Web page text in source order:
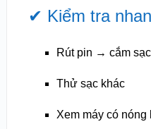
✔ Kiểm tra
Rút pin → cắm
Thử sạc khác
Xem máy có